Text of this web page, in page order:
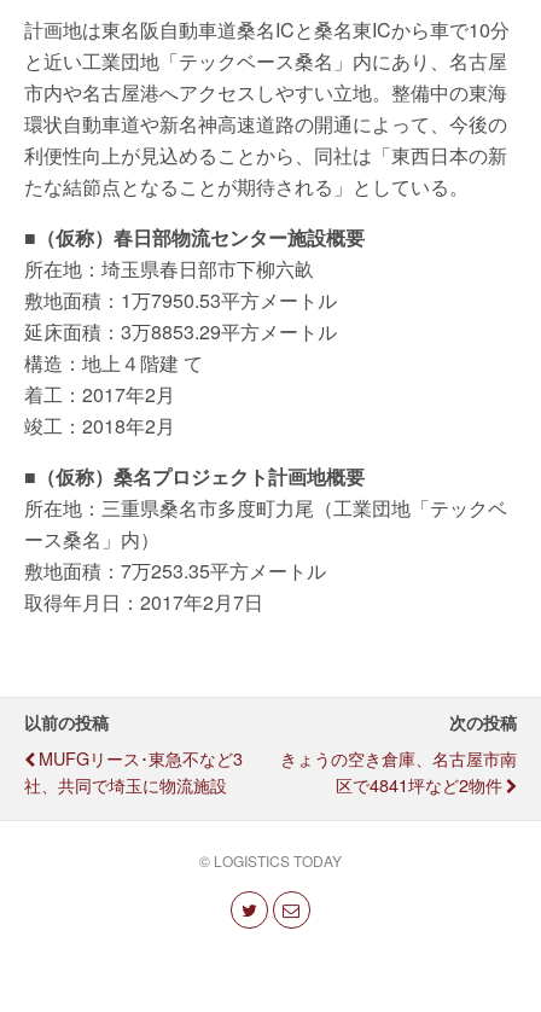
計画地は東名阪自動車道桑名ICと桑名東ICから車で10分
と近い工業団地「テックベース桑名」内にあり、名古屋
市内や名古屋港へアクセスしやすい立地。整備中の東海
環状自動車道や新名神高速道路の開通によって、今後の
利便性向上が見込めることから、同社は「東西日本の新
たな結節点となることが期待される」としている。
■（仮称）春日部物流センター施設概要
所在地：埼玉県春日部市下柳六畝
敷地面積：1万7950.53平方メートル
延床面積：3万8853.29平方メートル
構造：地上４階建 て
着工：2017年2月
竣工：2018年2月
■（仮称）桑名プロジェクト計画地概要
所在地：三重県桑名市多度町力尾（工業団地「テックベ
ース桑名」内）
敷地面積：7万253.35平方メートル
取得年月日：2017年2月7日
以前の投稿
MUFGリース･東急不など3
社、共同で埼玉に物流施設
次の投稿
きょうの空き倉庫、名古屋市南
区で4841坪など2物件
© LOGISTICS TODAY